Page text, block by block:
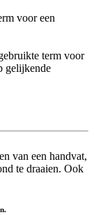
voor een
term voor
gelijkende
van een handvat,
te draaien. Ook